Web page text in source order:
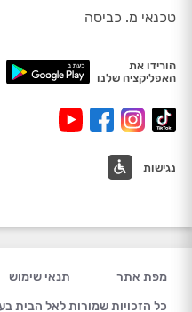
טכנאי מ. כביסה
הורידו את
האפליקציה שלנו
נגישות
מפת אתר תנאי שימוש
כל הזכויות שמורות לאל הבית